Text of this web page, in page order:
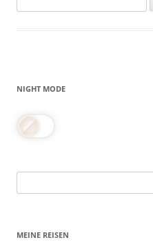
nach:
NIGHT MODE
nach:
MEINE REISEN